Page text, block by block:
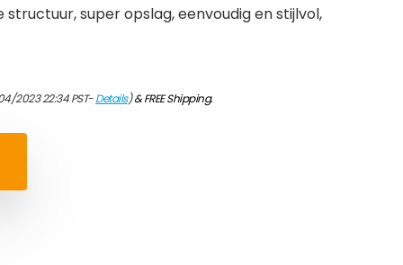
super opslag, eenvoudig en stijlvol,
2023 22:34 PST-Details)&FREE Shipping.